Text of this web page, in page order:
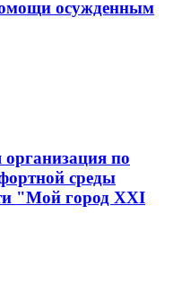
осужденным
организация по
среды
"Мой город XXI